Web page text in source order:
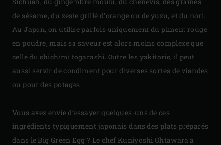
de sésame, du zeste grillé d’orange ou de yuzu, et du nori.
Au Japon, on utilise parfois uniquement du piment rouge
en poudre, mais sa saveur est alors moins complexe que
celle du shichimi togarashi. Outre les yakitoris, il peut
aussi servir de condiment pour diverses sortes de viandes
ou pour des potages.
Vous avez envie d’essayer quelques-uns de ces
ingrédients typiquement japonais dans des plats préparés
dans le Big Green Egg ? Le chef Kuniyoshi Ohtawara a